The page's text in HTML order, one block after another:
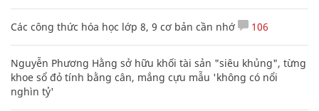
Các công thức hóa học lớp 8, 9 cơ bản cần nhớ 106
Nguyễn Phương Hằng sở hữu khối tài sản "siêu khủng", từng
khoe sổ đỏ tính bằng cân, mắng cựu mẫu 'không có nổi
nghìn tỷ'